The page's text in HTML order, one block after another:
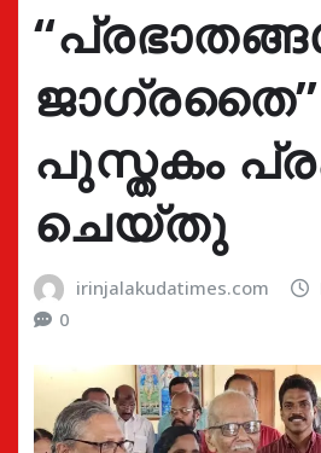
ജാഗ്രതൈ”
പുസ്തകം
ചെയ്തു
irinjalakudatimes.com
0